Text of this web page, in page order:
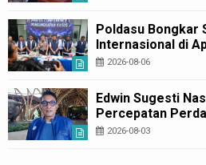
Poldasu Bongkar
Internasional di
Korban Rugi Rp6,7
2026-08-06
Edwin Sugesti
Percepatan
Penyederhanaan
2026-08-03